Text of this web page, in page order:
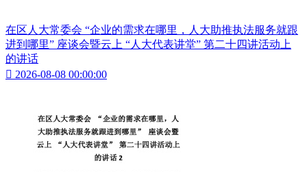
在区人大常委会 “企业的需求在哪里，人大助推执法服务就跟
进到哪里” 座谈会暨云上 “人大代表讲堂” 第二十四讲活动上
的讲话
 2026-08-08 00:00:00